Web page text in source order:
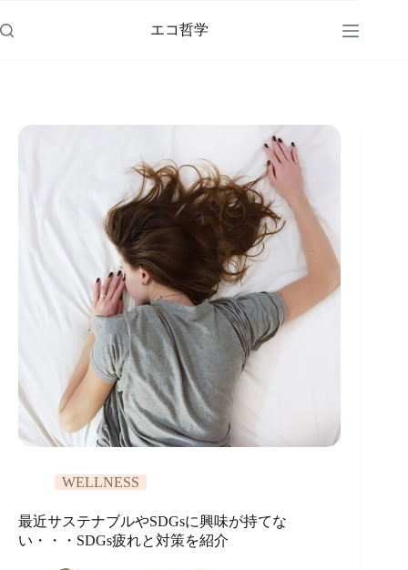
ン
エコ哲学
WELLNESS
最近サステナブルやSDGsに興味が持てな
い・・・SDGs疲れと対策を紹介